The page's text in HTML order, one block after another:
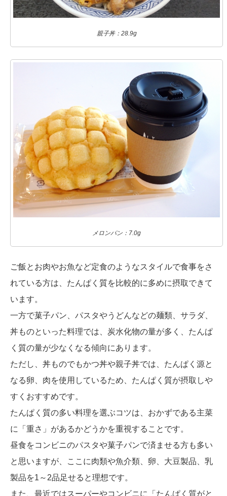
親子丼：28.9g
メロンパン：7.0g
ご飯とお肉やお魚など定食のようなスタイルで食事をさ
れている方は、たんぱく質を比較的に多めに摂取できて
います。
一方で菓子パン、パスタやうどんなどの麺類、サラダ、
丼ものといった料理では、炭水化物の量が多く、たんぱ
く質の量が少なくなる傾向にあります。
ただし、丼ものでもかつ丼や親子丼では、たんぱく源と
なる卵、肉を使用しているため、たんぱく質が摂取しや
すくおすすめです。
たんぱく質の多い料理を選ぶコツは、おかずである主菜
に「重さ」があるかどうかを重視することです。
昼食をコンビニのパスタや菓子パンで済ませる方も多い
と思いますが、ここに肉類や魚介類、卵、大豆製品、乳
製品を1～2品足せると理想です。
また、最近ではスーパーやコンビニに「たんぱく質がと